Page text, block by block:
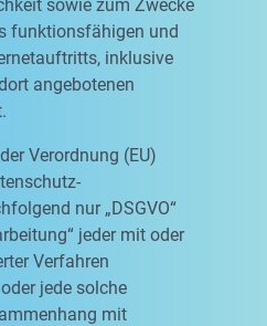
sowie zum Zwecke
funktionsfähigen und
inklusive
angebotenen
Verordnung (EU)
nur „DSGVO“
jeder mit oder
Verfahren
jede solche
mit